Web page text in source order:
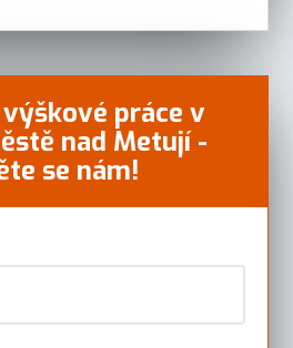
práce v
nad Metují -
se nám!